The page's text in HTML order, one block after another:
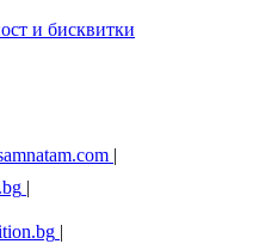
и бисквитки
|
|
|